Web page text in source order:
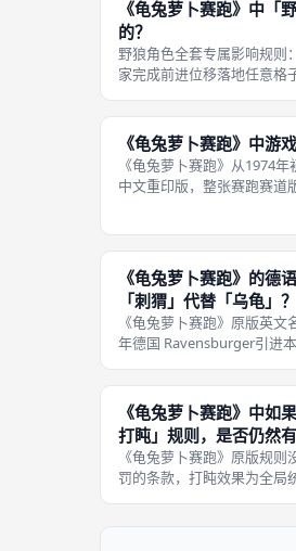
《龟兔萝卜赛跑》中「
的？
野狼角色全套专属影响规则
家完成前进位移落地任意格
一格；被驱赶的棋子后退一
果，若被驱赶到兔子格、空
《龟兔萝卜赛跑》中游
《龟兔萝卜赛跑》从1974
中文重印版，整张赛跑赛道
苣格、
《龟兔萝卜赛跑》的德
「刺猬」代替「乌龟」？
《龟兔萝卜赛跑》原版英
年德国 Ravensburger引进
龟主题完整替换为刺猬，根
兼顾德国玩家阅读
《龟兔萝卜赛跑》中如
打盹」规则，是否仍然有
《龟兔萝卜赛跑》原版规
罚的条款，打盹效果为全局